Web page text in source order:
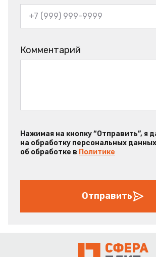
Комментарий
Нажимая на кнопку “Отправить”, я
на обработку персональных
об обработке в Политике
Отправить